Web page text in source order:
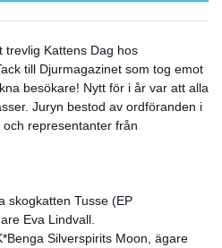
trevlig Kattens Dag hos
till Djurmagazinet som tog emot
besökare! Nytt för i år var att alla
ser. Juryn bestod av ordföranden i
representanter från
skogkatten Tusse (EP
Eva Lindvall.
Silverspirits Moon, ägare